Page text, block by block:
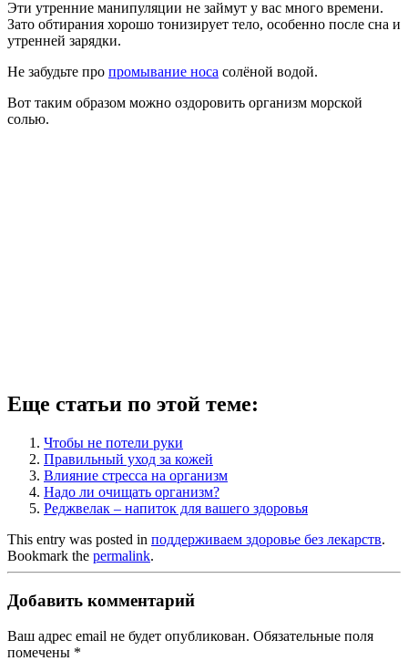
Эти утренние манипуляции не займут у вас много времени.
Зато обтирания хорошо тонизирует тело, особенно после сна и
утренней зарядки.
Не забудьте про промывание носа солёной водой.
Вот таким образом можно оздоровить организм морской
солью.
Еще статьи по этой теме:
Чтобы не потели руки
Правильный уход за кожей
Влияние стресса на организм
Надо ли очищать организм?
Реджвелак – напиток для вашего здоровья
This entry was posted in поддерживаем здоровье без лекарств.
Bookmark the permalink.
Добавить комментарий
Ваш адрес email не будет опубликован. Обязательные поля
помечены *